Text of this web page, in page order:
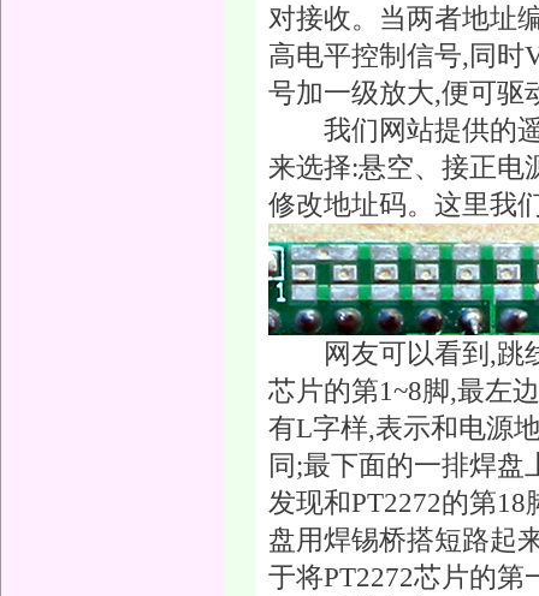
对接收。当两者地址
高电平控制信号,同时
号加一级放大,便可驱
我们网站提供的遥
来选择:悬空、接正电
修改地址码。这里我
网友可以看到,跳线
芯片的第1~8脚,最左
有L字样,表示和电源
同;最下面的一排焊盘
发现和PT2272的第
盘用焊锡桥搭短路起
于将PT2272芯片的